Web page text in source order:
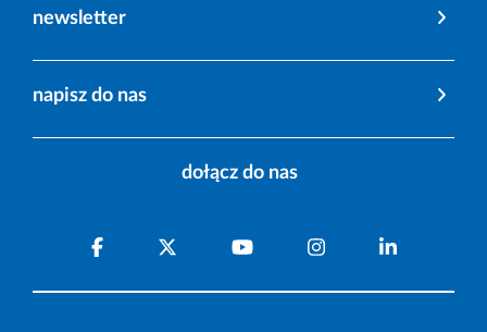
newsletter
napisz do nas
dołącz do nas